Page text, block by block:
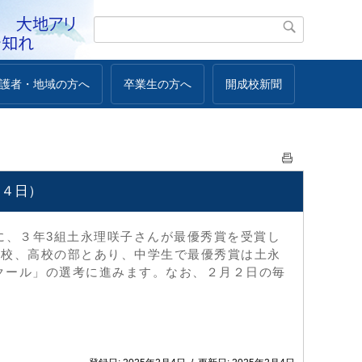
者・地域の方へ 卒業生の方へ 開成校新聞
日）
３年3組土永理咲子さんが最優秀賞を受賞し
、高校の部とあり、中学生で最優秀賞は土永
ル」の選考に進みます。なお、２月２日の毎